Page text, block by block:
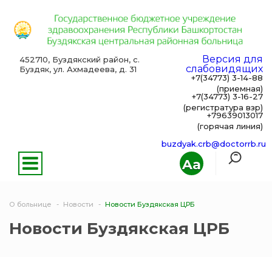
Aa
452710, Буздякский район, с.
Буздяк, ул. Ахмадеева, д. 31
Версия для
слабовидящих
+7(34773) 3-14-88
(приемная)
+7(34773) 3-16-27
(регистратура взр)
+79639013017
(горячая линия)
buzdyak.crb@doctorrb.ru
О больнице Новости Новости Буздякская ЦРБ
Новости Буздякская ЦРБ